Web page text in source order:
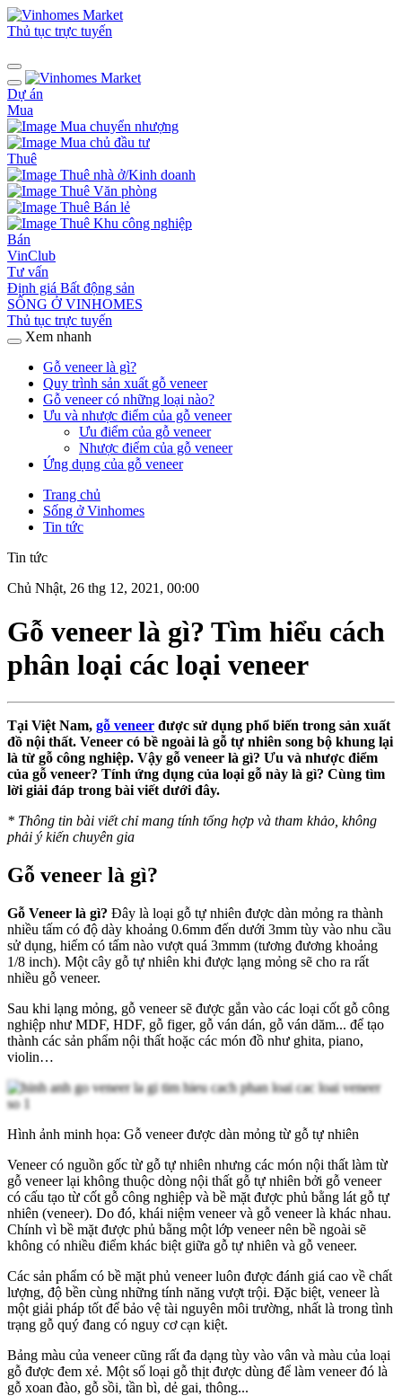
Thủ tục trực tuyến
Dự án
Mua
Mua chuyển nhượng
Mua chủ đầu tư
Thuê
Thuê nhà ở/Kinh doanh
Thuê Văn phòng
Thuê Bán lẻ
Thuê Khu công nghiệp
Bán
VinClub
Tư vấn
Định giá Bất động sản
SỐNG Ở VINHOMES
Thủ tục trực tuyến
Xem nhanh
Gỗ veneer là gì?
Quy trình sản xuất gỗ veneer
Gỗ veneer có những loại nào?
Ưu và nhược điểm của gỗ veneer
Ưu điểm của gỗ veneer
Nhược điểm của gỗ veneer
Ứng dụng của gỗ veneer
Trang chủ
Sống ở Vinhomes
Tin tức
Tin tức
Chủ Nhật, 26 thg 12, 2021, 00:00
Gỗ veneer là gì? Tìm hiểu cách
phân loại các loại veneer
Tại Việt Nam, gỗ veneer được sử dụng phổ biến trong sản xuất
đồ nội thất. Veneer có bề ngoài là gỗ tự nhiên song bộ khung lại
là từ gỗ công nghiệp. Vậy gỗ veneer là gì? Ưu và nhược điểm
của gỗ veneer? Tính ứng dụng của loại gỗ này là gì? Cùng tìm
lời giải đáp trong bài viết dưới đây.
* Thông tin bài viết chỉ mang tính tổng hợp và tham khảo, không
phải ý kiến chuyên gia
Gỗ veneer là gì?
Gỗ Veneer là gì? Đây là loại gỗ tự nhiên được dàn mỏng ra thành
nhiều tấm có độ dày khoảng 0.6mm đến dưới 3mm tùy vào nhu cầu
sử dụng, hiếm có tấm nào vượt quá 3mmm (tương đương khoảng
1/8 inch). Một cây gỗ tự nhiên khi được lạng mỏng sẽ cho ra rất
nhiều gỗ veneer.
Sau khi lạng mỏng, gỗ veneer sẽ được gắn vào các loại cốt gỗ công
nghiệp như MDF, HDF, gỗ figer, gỗ ván dán, gỗ ván dăm... để tạo
thành các sản phẩm nội thất hoặc các món đồ như ghita, piano,
violin…
Hình ảnh minh họa: Gỗ veneer được dàn mỏng từ gỗ tự nhiên
Veneer có nguồn gốc từ gỗ tự nhiên nhưng các món nội thất làm từ
gỗ veneer lại không thuộc dòng nội thất gỗ tự nhiên bởi gỗ veneer
có cấu tạo từ cốt gỗ công nghiệp và bề mặt được phủ bằng lát gỗ tự
nhiên (veneer). Do đó, khái niệm veneer và gỗ veneer là khác nhau.
Chính vì bề mặt được phủ bằng một lớp veneer nên bề ngoài sẽ
không có nhiều điểm khác biệt giữa gỗ tự nhiên và gỗ veneer.
Các sản phẩm có bề mặt phủ veneer luôn được đánh giá cao về chất
lượng, độ bền cùng những tính năng vượt trội. Đặc biệt, veneer là
một giải pháp tốt để bảo vệ tài nguyên môi trường, nhất là trong tình
trạng gỗ quý đang có nguy cơ cạn kiệt.
Bảng màu của veneer cũng rất đa dạng tùy vào vân và màu của loại
gỗ được đem xẻ. Một số loại gỗ thịt được dùng để làm veneer đó là
gỗ xoan đào, gỗ sồi, tần bì, dẻ gai, thông...